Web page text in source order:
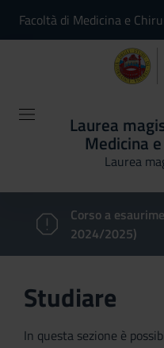
Facoltà di Medicina e
Laurea
Medicina
Laurea
Corso a
2024/2025)
Studiare
In questa sezione è